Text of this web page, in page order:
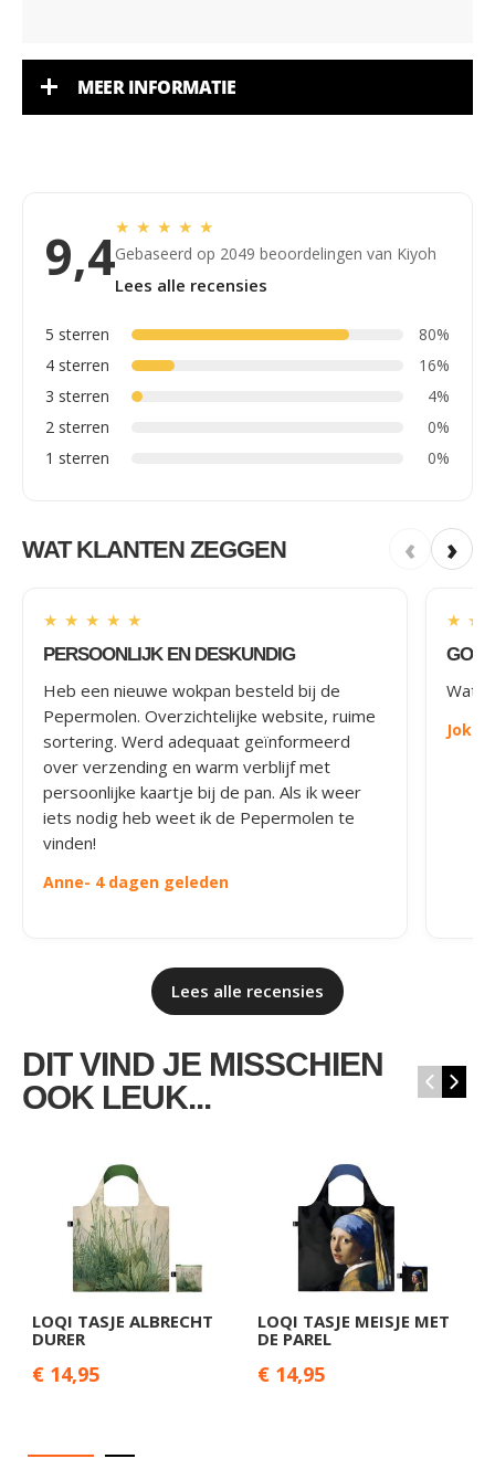
MEER INFORMATIE
9,4★ ★ ★ ★ ★
Gebaseerd op 2049 beoordelingen van Kiyoh
Lees alle recensies
5 sterren
80%
4 sterren
16%
3 sterren
4%
2 sterren
0%
1 sterren
0%
WAT KLANTEN ZEGGEN ‹ ›
★ ★ ★ ★ ★
PERSOONLIJK EN DESKUNDIG
Heb een nieuwe wokpan besteld bij de
Pepermolen. Overzichtelijke website, ruime
sortering. Werd adequaat geïnformeerd
over verzending en warm verblijf met
persoonlijke kaartje bij de pan. Als ik weer
iets nodig heb weet ik de Pepermolen te
vinden!
Anne- 4 dagen geleden
★ ★
Wat
Joke
Lees alle recensies
DIT VIND JE MISSCHIEN
OOK LEUK...
‹ ›
LOQI TASJE ALBRECHT
DURER
€ 14,95
LOQI TASJE MEISJE MET
DE PAREL
€ 14,95